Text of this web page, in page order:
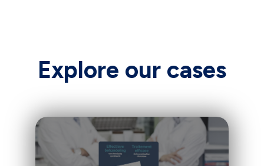
Explore our cases